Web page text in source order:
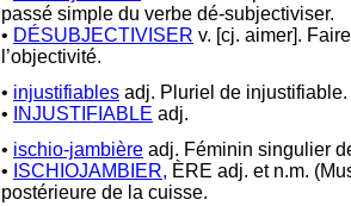
passé simple du verbe dé-subjectiviser.
• DÉSUBJECTIVISER v. [cj. aimer].
l’objectivité.
• injustifiables adj. Pluriel de injustifiable.
•
INJUSTIFIABLE adj.
• ischio-jambière adj. Féminin singulier
• ISCHIOJAMBIER, ÈRE adj. et n.m.
postérieure de la cuisse.